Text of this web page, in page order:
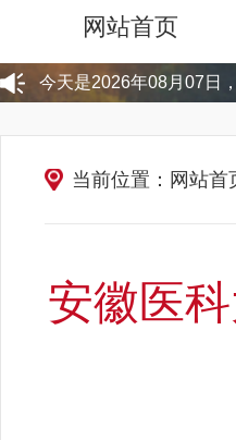
网站首页
今天是2026年08月07日
当前位置：网站首
安徽医